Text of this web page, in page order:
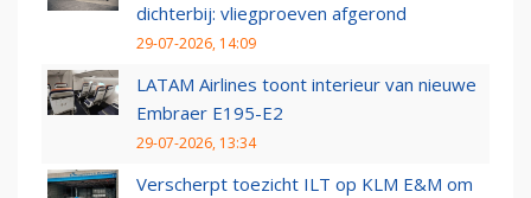
dichterbij: vliegproeven afgerond
29-07-2026, 14:09
LATAM Airlines toont interieur van nieuwe
Embraer E195-E2
29-07-2026, 13:34
Verscherpt toezicht ILT op KLM E&M om